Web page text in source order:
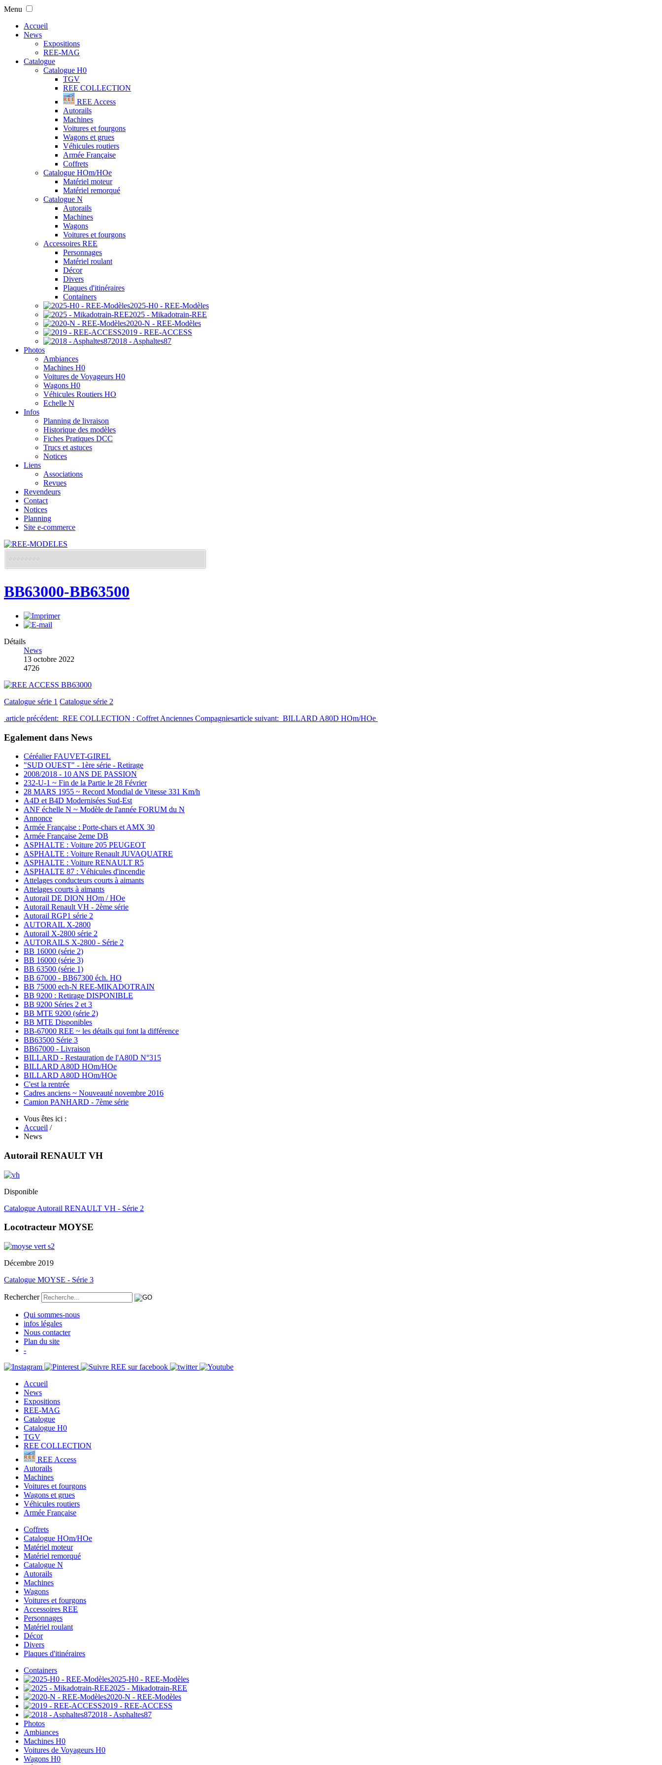
Menu
Accueil
News
Expositions
REE-MAG
Catalogue
Catalogue H0
TGV
REE COLLECTION
REE Access
Autorails
Machines
Voitures et fourgons
Wagons et grues
Véhicules routiers
Armée Française
Coffrets
Catalogue HOm/HOe
Matériel moteur
Matériel remorqué
Catalogue N
Autorails
Machines
Wagons
Voitures et fourgons
Accessoires REE
Personnages
Matériel roulant
Décor
Divers
Plaques d'itinéraires
Containers
2025-H0 - REE-Modèles
2025 - Mikadotrain-REE
2020-N - REE-Modèles
2019 - REE-ACCESS
2018 - Asphaltes87
Photos
Ambiances
Machines H0
Voitures de Voyageurs H0
Wagons H0
Véhicules Routiers HO
Echelle N
Infos
Planning de livraison
Historique des modèles
Fiches Pratiques DCC
Trucs et astuces
Notices
Liens
Associations
Revues
Revendeurs
Contact
Notices
Planning
Site e-commerce
BB63000-BB63500
Détails
News
13 octobre 2022
4726
Catalogue série 1 Catalogue série 2
article précédent: REE COLLECTION : Coffret Anciennes Compagniesarticle suivant: BILLARD A80D HOm/HOe
Egalement dans News
Céréalier FAUVET-GIREL
"SUD OUEST" - 1ère série - Retirage
2008/2018 - 10 ANS DE PASSION
232-U-1 ~ Fin de la Partie le 28 Février
28 MARS 1955 ~ Record Mondial de Vitesse 331 Km/h
A4D et B4D Modernisées Sud-Est
ANF échelle N ~ Modèle de l'année FORUM du N
Annonce
Armée Française : Porte-chars et AMX 30
Armée Française 2eme DB
ASPHALTE : Voiture 205 PEUGEOT
ASPHALTE : Voiture Renault JUVAQUATRE
ASPHALTE : Voiture RENAULT R5
ASPHALTE 87 : Véhicules d'incendie
Attelages conducteurs courts à aimants
Attelages courts à aimants
Autorail DE DION HOm / HOe
Autorail Renault VH - 2ème série
Autorail RGP1 série 2
AUTORAIL X-2800
Autorail X-2800 série 2
AUTORAILS X-2800 - Série 2
BB 16000 (série 2)
BB 16000 (série 3)
BB 63500 (série 1)
BB 67000 - BB67300 éch. HO
BB 75000 ech-N REE-MIKADOTRAIN
BB 9200 : Retirage DISPONIBLE
BB 9200 Séries 2 et 3
BB MTE 9200 (série 2)
BB MTE Disponibles
BB-67000 REE ~ les détails qui font la différence
BB63500 Série 3
BB67000 - Livraison
BILLARD - Restauration de l'A80D N°315
BILLARD A80D HOm/HOe
BILLARD A80D HOm/HOe
C'est la rentrée
Cadres anciens ~ Nouveauté novembre 2016
Camion PANHARD - 7ème série
Vous êtes ici :
Accueil /
News
Autorail RENAULT VH
Disponible
Catalogue Autorail RENAULT VH - Série 2
Locotracteur MOYSE
Décembre 2019
Catalogue MOYSE - Série 3
Rechercher
Qui sommes-nous
infos légales
Nous contacter
Plan du site
-
Accueil
News
Expositions
REE-MAG
Catalogue
Catalogue H0
TGV
REE COLLECTION
REE Access
Autorails
Machines
Voitures et fourgons
Wagons et grues
Véhicules routiers
Armée Française
Coffrets
Catalogue HOm/HOe
Matériel moteur
Matériel remorqué
Catalogue N
Autorails
Machines
Wagons
Voitures et fourgons
Accessoires REE
Personnages
Matériel roulant
Décor
Divers
Plaques d'itinéraires
Containers
2025-H0 - REE-Modèles
2025 - Mikadotrain-REE
2020-N - REE-Modèles
2019 - REE-ACCESS
2018 - Asphaltes87
Photos
Ambiances
Machines H0
Voitures de Voyageurs H0
Wagons H0